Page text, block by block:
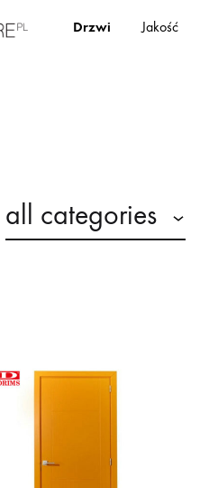
Drzwi Jakość
all categories